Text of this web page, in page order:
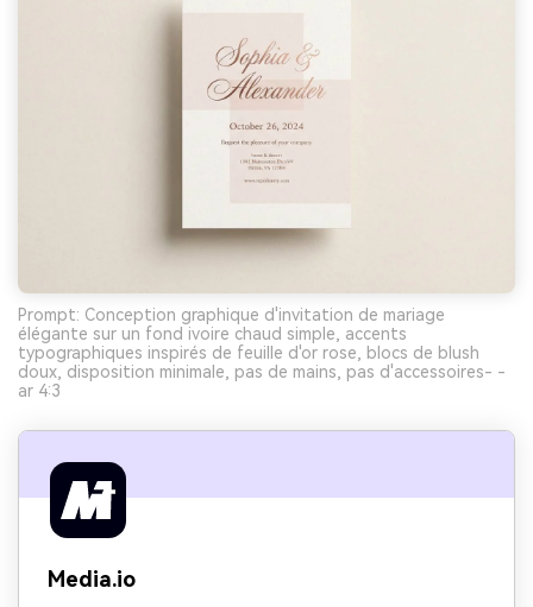
Prompt: Conception graphique d'invitation de mariage
élégante sur un fond ivoire chaud simple, accents
typographiques inspirés de feuille d'or rose, blocs de blush
doux, disposition minimale, pas de mains, pas d'accessoires- -
ar 4:3
Media.io